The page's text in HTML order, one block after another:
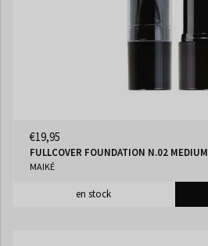
€19,95
FULLCOVER FOUNDATION N.02 MEDIUM
MAIKÉ
en stock